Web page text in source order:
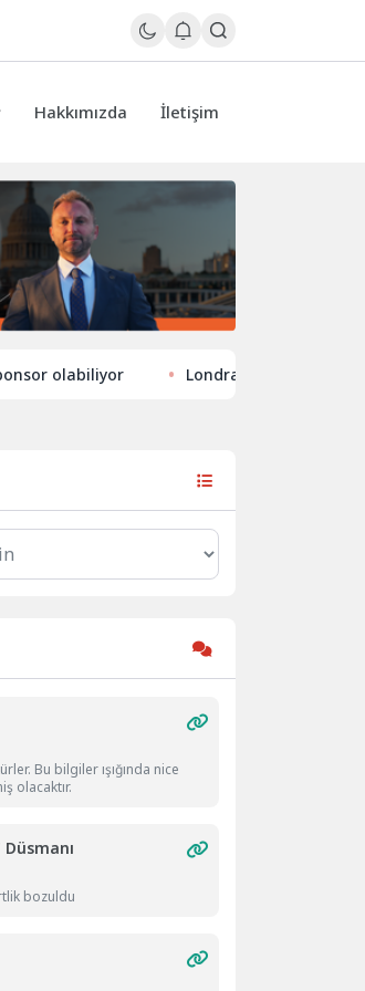
Hakkımızda İletişim
Londra’nın eğlence hayatında
Bu bilgiler ışığında nice
olacaktır.
bozuldu